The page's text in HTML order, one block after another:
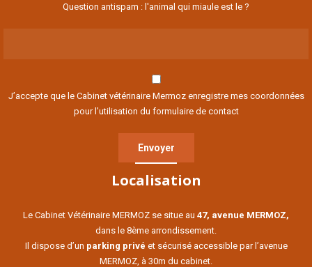
Question antispam : l'animal qui miaule est le ?
J’accepte que le Cabinet vétérinaire Mermoz enregistre mes coordonnées
pour l’utilisation du formulaire de contact
Localisation
Le Cabinet Vétérinaire MERMOZ se situe au 47, avenue MERMOZ,
dans le 8ème arrondissement.
Il dispose d’un parking privé et sécurisé accessible par l’avenue
MERMOZ, à 30m du cabinet.